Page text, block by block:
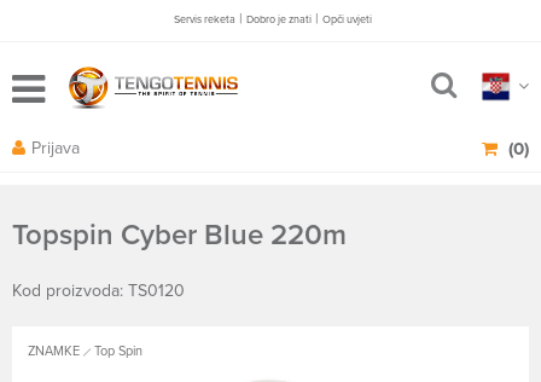
Servis reketa | Dobro je znati | Opči uvjeti
(0)
Prijava
Topspin Cyber Blue 220m
Kod proizvoda: TS0120
ZNAMKE Top Spin